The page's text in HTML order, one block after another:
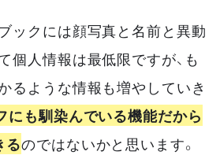
ックには顔写真と名前と異動
個人情報は最低限ですが、も
るような情報も増やしていき
にも馴染んでいる機能だから
るのではないかと思います。